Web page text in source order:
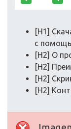
[H1]
с
[H2] О
[H2]
[H2]
[H2]